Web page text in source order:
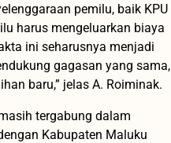
pemilu, baik KPU
harus mengeluarkan biaya
ini seharusnya menjadi
gagasan yang sama,
baru,” jelas A. Roiminak.
tergabung dalam
Kabupaten Maluku